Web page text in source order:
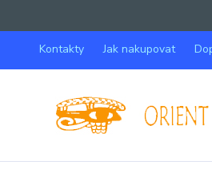
Kontakty Jak nakupovat